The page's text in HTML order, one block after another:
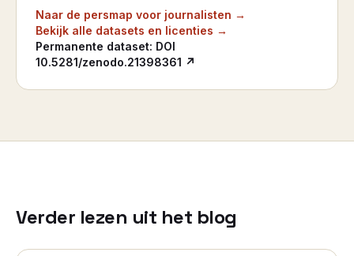
Naar de persmap voor journalisten →
Bekijk alle datasets en licenties →
Permanente dataset: DOI
10.5281/zenodo.21398361 ↗
Verder lezen uit het blog